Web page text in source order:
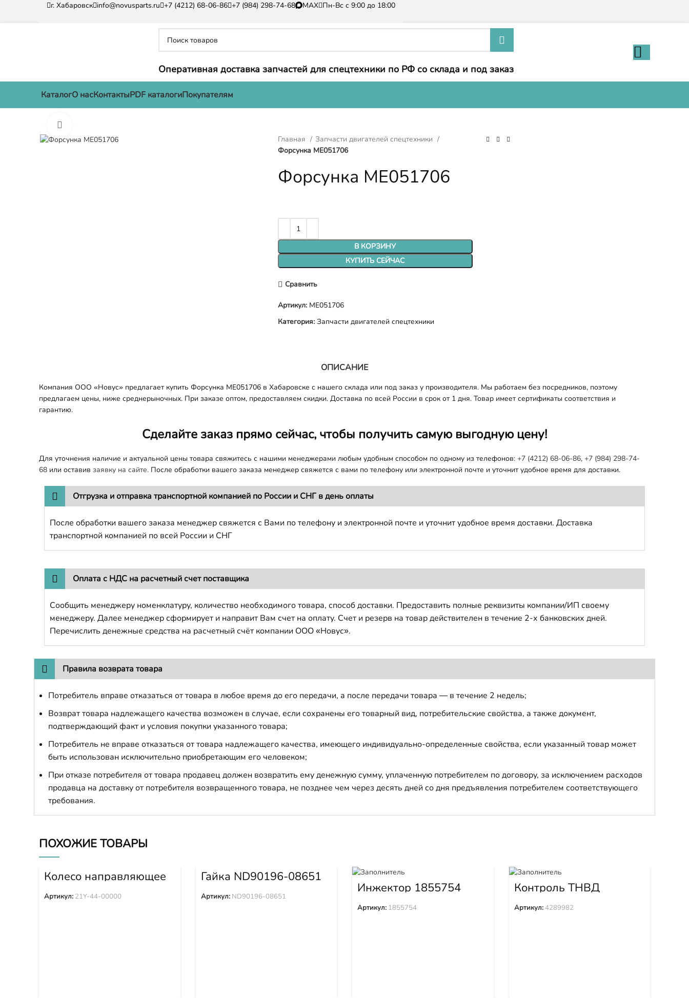
г. Хабаровск info@novusparts.ru +7 (4212) 68-06-86 +7 (984) 298-74-68 MAX Пн-Вс с 9:00 до 18:00
Оперативная доставка запчастей для спецтехники по РФ со склада и под заказ
КаталогО насКонтактыPDF каталогиПокупателям
Главная
Запчасти двигателей спецтехники
Форсунка ME051706
Форсунка ME051706
В КОРЗИНУ
КУПИТЬ СЕЙЧАС
Сравнить
Артикул: ME051706
Категория: Запчасти двигателей спецтехники
ОПИСАНИЕ
Компания ООО «Новус» предлагает купить Форсунка ME051706 в Хабаровске с нашего склада или под заказ у производителя. Мы работаем без посредников, поэтому
предлагаем цены, ниже среднерыночных. При заказе оптом, предоставляем скидки. Доставка по всей России в срок от 1 дня. Товар имеет сертификаты соответствия и
гарантию.
Сделайте заказ прямо сейчас, чтобы получить самую выгодную цену!
Для уточнения наличие и актуальной цены товара свяжитесь с нашими менеджерами любым удобным способом по одному из телефонов: +7 (4212) 68-06-86, +7 (984) 298-74-
68 или оставив заявку на сайте. После обработки вашего заказа менеджер свяжется с вами по телефону или электронной почте и уточнит удобное время для доставки.
Отгрузка и отправка транспортной компанией по России и СНГ в день оплаты
После обработки вашего заказа менеджер свяжется с Вами по телефону и электронной почте и уточнит удобное время доставки. Доставка
транспортной компанией по всей России и СНГ
Оплата с НДС на расчетный счет поставщика
Сообщить менеджеру номенклатуру, количество необходимого товара, способ доставки. Предоставить полные реквизиты компании/ИП своему
менеджеру. Далее менеджер сформирует и направит Вам счет на оплату. Счет и резерв на товар действителен в течение 2-х банковских дней.
Перечислить денежные средства на расчетный счёт компании ООО «Новус».
Правила возврата товара
Потребитель вправе отказаться от товара в любое время до его передачи, а после передачи товара — в течение 2 недель;
Возврат товара надлежащего качества возможен в случае, если сохранены его товарный вид, потребительские свойства, а также документ,
подтверждающий факт и условия покупки указанного товара;
Потребитель не вправе отказаться от товара надлежащего качества, имеющего индивидуально-определенные свойства, если указанный товар может
быть использован исключительно приобретающим его человеком;
При отказе потребителя от товара продавец должен возвратить ему денежную сумму, уплаченную потребителем по договору, за исключением расходов
продавца на доставку от потребителя возвращенного товара, не позднее чем через десять дней со дня предъявления потребителем соответствующего
требования.
ПОХОЖИЕ ТОВАРЫ
Колесо направляющее
в сборе 21Y-44-00000
Артикул: 21Y-44-00000
Гайка ND90196-08651
Артикул: ND90196-08651
Инжектор 1855754
Артикул: 1855754
Контроль ТНВД
4289982
Артикул:4289982